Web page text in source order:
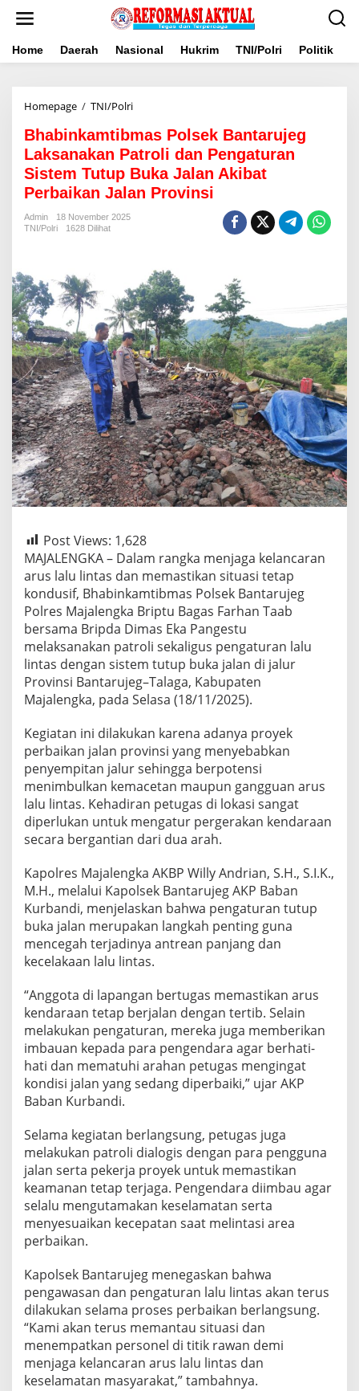
Home Daerah Nasional Hukrim TNI/Polri Politik
Homepage / TNI/PolriBhabinkamtibmas
Bantarujeg
Laksanakan
Patroli
dan
Pengaturan
Perbaikan
Jalan
Provinsi
Bhabinkamtibmas Polsek Bantarujeg
Laksanakan Patroli dan Pengaturan
Sistem Tutup Buka Jalan Akibat
Perbaikan Jalan Provinsi
Admin
18 November 2025
TNI/Polri
1628 Dilihat
Post Views: 1,628
MAJALENGKA – Dalam rangka menjaga kelancaran
arus lalu lintas dan memastikan situasi tetap
kondusif, Bhabinkamtibmas Polsek Bantarujeg
Polres Majalengka Briptu Bagas Farhan Taab
bersama Bripda Dimas Eka Pangestu
melaksanakan patroli sekaligus pengaturan lalu
lintas dengan sistem tutup buka jalan di jalur
Provinsi Bantarujeg–Talaga, Kabupaten
Majalengka, pada Selasa (18/11/2025).
Kegiatan ini dilakukan karena adanya proyek
perbaikan jalan provinsi yang menyebabkan
penyempitan jalur sehingga berpotensi
menimbulkan kemacetan maupun gangguan arus
lalu lintas. Kehadiran petugas di lokasi sangat
diperlukan untuk mengatur pergerakan kendaraan
secara bergantian dari dua arah.
Kapolres Majalengka AKBP Willy Andrian, S.H., S.I.K.,
M.H., melalui Kapolsek Bantarujeg AKP Baban
Kurbandi, menjelaskan bahwa pengaturan tutup
buka jalan merupakan langkah penting guna
mencegah terjadinya antrean panjang dan
kecelakaan lalu lintas.
“Anggota di lapangan bertugas memastikan arus
kendaraan tetap berjalan dengan tertib. Selain
melakukan pengaturan, mereka juga memberikan
imbauan kepada para pengendara agar berhati-
hati dan mematuhi arahan petugas mengingat
kondisi jalan yang sedang diperbaiki,” ujar AKP
Baban Kurbandi.
Selama kegiatan berlangsung, petugas juga
melakukan patroli dialogis dengan para pengguna
jalan serta pekerja proyek untuk memastikan
keamanan tetap terjaga. Pengendara diimbau agar
selalu mengutamakan keselamatan serta
menyesuaikan kecepatan saat melintasi area
perbaikan.
Kapolsek Bantarujeg menegaskan bahwa
pengawasan dan pengaturan lalu lintas akan terus
dilakukan selama proses perbaikan berlangsung.
“Kami akan terus memantau situasi dan
menempatkan personel di titik rawan demi
menjaga kelancaran arus lalu lintas dan
keselamatan masyarakat,” tambahnya.